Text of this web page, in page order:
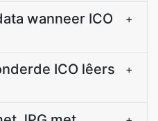
wanneer ICO
+
ICO lêers
+